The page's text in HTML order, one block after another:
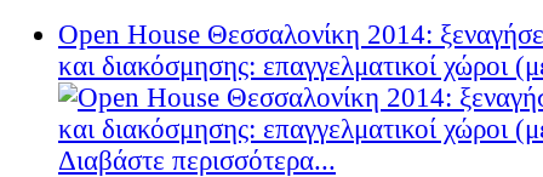
Open House Θεσσαλονίκη 2014:
και διακόσμησης: επαγγελματικοί χώροι
Διαβάστε περισσότερα...